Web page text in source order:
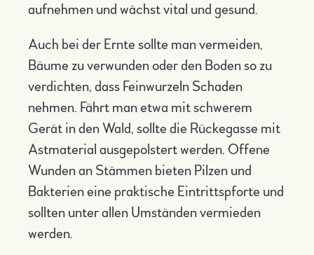
aufnehmen und wächst vital und gesund.
Auch bei der Ernte sollte man vermeiden,
Bäume zu verwunden oder den Boden so zu
verdichten, dass Feinwurzeln Schaden
nehmen. Fährt man etwa mit schwerem
Gerät in den Wald, sollte die Rückegasse mit
Astmaterial ausgepolstert werden. Offene
Wunden an Stämmen bieten Pilzen und
Bakterien eine praktische Eintrittspforte und
sollten unter allen Umständen vermieden
werden.